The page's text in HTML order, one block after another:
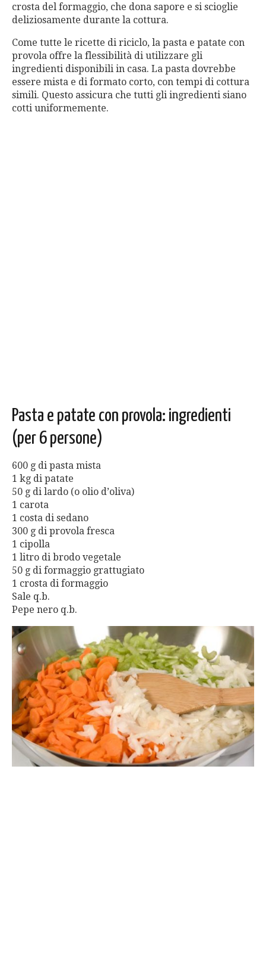
crosta del formaggio, che dona sapore e si scioglie
deliziosamente durante la cottura.
Come tutte le ricette di riciclo, la pasta e patate con
provola offre la flessibilità di utilizzare gli
ingredienti disponibili in casa. La pasta dovrebbe
essere mista e di formato corto, con tempi di cottura
simili. Questo assicura che tutti gli ingredienti siano
cotti uniformemente.
Pasta e patate con provola: ingredienti
(per 6 persone)
600 g di pasta mista
1 kg di patate
50 g di lardo (o olio d’oliva)
1 carota
1 costa di sedano
300 g di provola fresca
1 cipolla
1 litro di brodo vegetale
50 g di formaggio grattugiato
1 crosta di formaggio
Sale q.b.
Pepe nero q.b.